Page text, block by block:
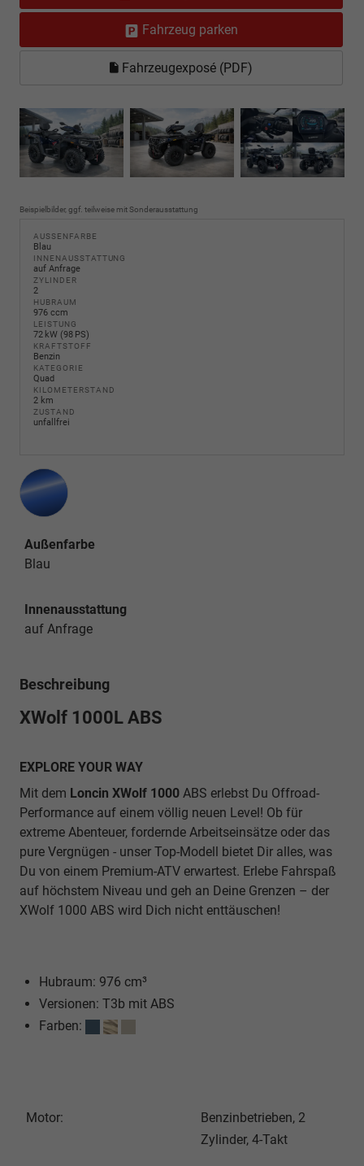
Fahrzeug parken
Fahrzeugexposé (PDF)
Beispielbilder, ggf. teilweise mit Sonderausstattung
AUSSENFARBE
Blau
INNENAUSSTATTUNG
auf Anfrage
ZYLINDER
2
HUBRAUM
976 ccm
LEISTUNG
72 kW (98 PS)
KRAFTSTOFF
Benzin
KATEGORIE
Quad
KILOMETERSTAND
2 km
ZUSTAND
unfallfrei
Außenfarbe
Blau
Innenausstattung
auf Anfrage
Beschreibung
XWolf 1000L ABS
EXPLORE YOUR WAY
Mit dem Loncin XWolf 1000 ABS erlebst Du Offroad-
Performance auf einem völlig neuen Level! Ob für
extreme Abenteuer, fordernde Arbeitseinsätze oder das
pure Vergnügen - unser Top-Modell bietet Dir alles, was
Du von einem Premium-ATV erwartest. Erlebe Fahrspaß
auf höchstem Niveau und geh an Deine Grenzen – der
XWolf 1000 ABS wird Dich nicht enttäuschen!
Hubraum: 976 cm³
Versionen: T3b mit ABS
Farben:
Motor:
Benzinbetrieben, 2
Zylinder, 4-Takt